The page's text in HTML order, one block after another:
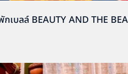
บลล์ BEAUTY AND THE